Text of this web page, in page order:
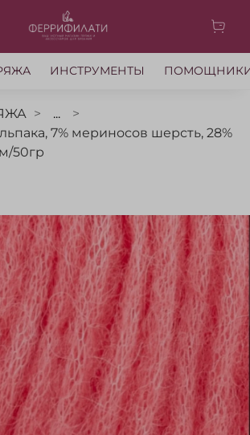
ИНСТРУМЕНТЫ
...
7% мериносов шерсть, 28%
50гр